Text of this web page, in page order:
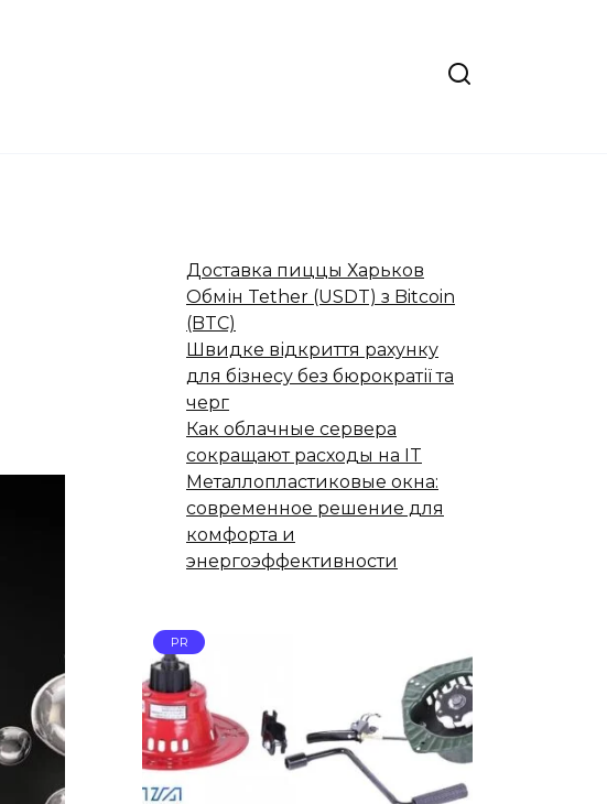
Доставка пиццы Харьков
Обмін Tether (USDT) з Bitcoin
(BTC)
Швидке відкриття рахунку
для бізнесу без бюрократії та
черг
Как облачные сервера
сокращают расходы на IT
Металлопластиковые окна:
современное решение для
комфорта и
энергоэффективности
PR